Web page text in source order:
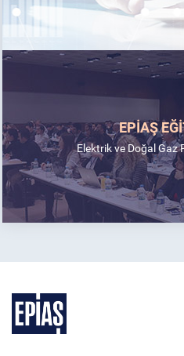
EPİAŞ
Elektrik ve Doğal Gaz